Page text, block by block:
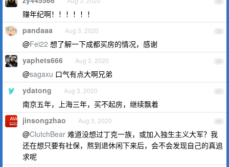
赚年纪啊！！！！！！
39
pandaaa Aug 3, 2020
@Fei22 想了解一下成都买房的情况，感谢
40
yaphets666 Aug 3, 2020
@sagaxu 口气有点大啊兄弟
41
ydatong Aug 3, 2020
南京五年，上海三年，买不起房，继续飘着
42
jinsongzhao Aug 3, 2020
@ClutchBear 难道没想过丁克一族，或加入独生主义大军？我
还在想只要有社保，熬到退休闲下来后，会不会发现自己的真追
求呢